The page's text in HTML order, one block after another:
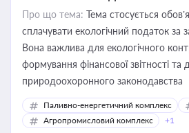
Про що тема: Тема стосується
сплачувати екологічний податок за
Вона важлива для екологічного
формування фінансової звітності та
природоохоронного законодавства
Паливно-енергетичний комплекс
Агропромисловий комплекс
+1